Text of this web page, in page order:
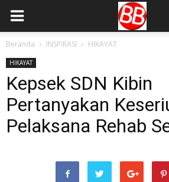
Beranda INSPIRASI HIKAYAT
HIKAYAT
Kepsek SDN Kibin
Pertanyakan
Pelaksana Rehab